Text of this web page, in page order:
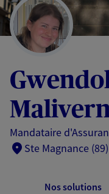
Mandataire
Ste Magnance (89)
Nos solutions